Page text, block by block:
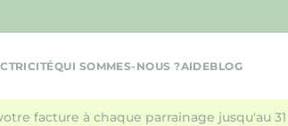
QUI SOMMES-NOUS ?AIDEBLOG
facture à chaque parrainage jusqu'au 31